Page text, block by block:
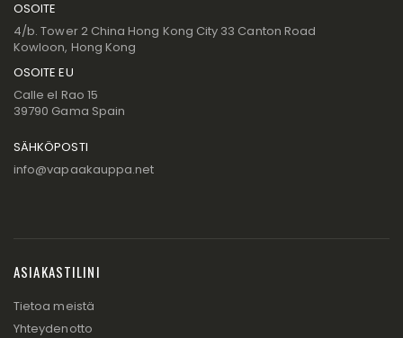
OSOITE
4/b. Tower 2 China Hong Kong City 33 Canton Road
Kowloon, Hong Kong
OSOITE EU
Calle el Rao 15
39790 Gama Spain
SÄHKÖPOSTI
info@vapaakauppa.net
ASIAKASTILINI
Tietoa meistä
Yhteydenotto